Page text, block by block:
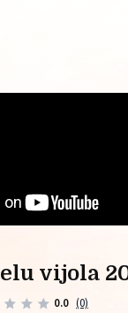
vijola
0.0 (0)